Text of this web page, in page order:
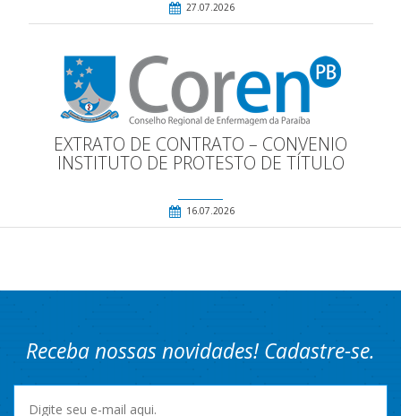
27.07.2026
EXTRATO DE CONTRATO – CONVENIO
INSTITUTO DE PROTESTO DE TÍTULO
16.07.2026
Receba nossas novidades! Cadastre-se.